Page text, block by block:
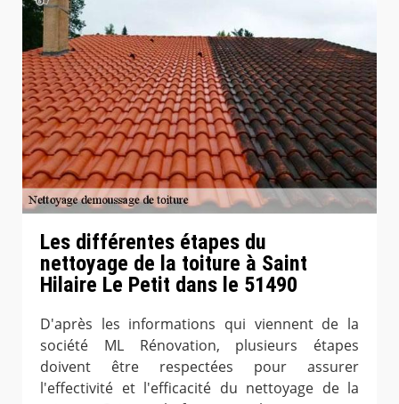
Les différentes étapes du
nettoyage de la toiture à Saint
Hilaire Le Petit dans le 51490
D'après les informations qui viennent de la
société ML Rénovation, plusieurs étapes
doivent être respectées pour assurer
l'effectivité et l'efficacité du nettoyage de la